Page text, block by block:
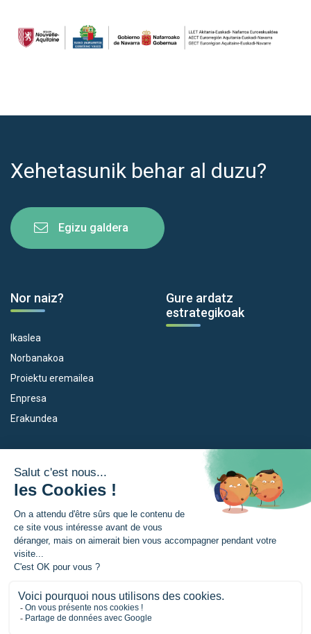
Xehetasunik behar al duzu?
Egizu galdera
Nor naiz?
Ikaslea
Norbanakoa
Proiektu eremailea
Enpresa
Erakundea
Gure ardatz
estrategikoak
Empleo
Eskola Futura
Forma NAEN
TRANSFERMUGA-RREKIN
Euroeskualdea
Zer da Euroeskualdea?
Berriak
Prentsa gunia